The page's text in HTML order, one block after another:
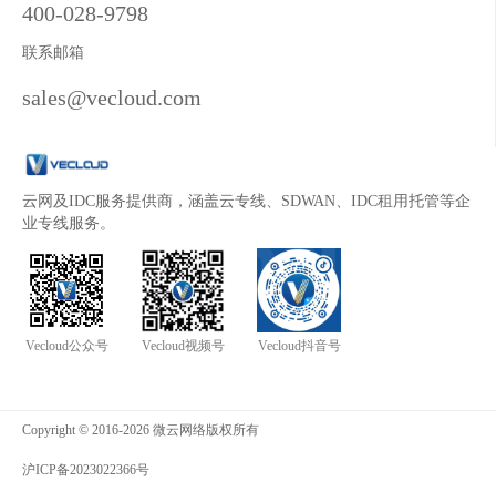
400-028-9798
联系邮箱
sales@vecloud.com
云网及IDC服务提供商，涵盖云专线、SDWAN、IDC租用托管等企
业专线服务。
Vecloud公众号 Vecloud视频号 Vecloud抖音号
Copyright © 2016-2026 微云网络版权所有
沪ICP备2023022366号